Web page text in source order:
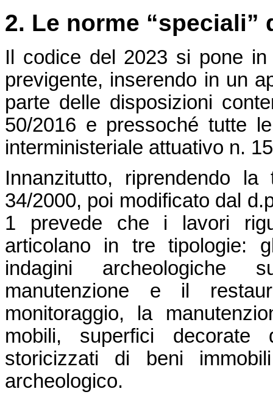
2. Le norme “speciali”
Il codice del 2023 si pone
previgente, inserendo in un
parte delle disposizioni
50/2016 e pressoché tutte
interministeriale attuativo n.
Innanzitutto, riprendendo
34/2000, poi modificato dal
1 prevede che i lavori
articolano in tre tipologie:
indagini archeologiche
manutenzione e il
monitoraggio, la
mobili, superfici
storicizzati di beni
archeologico.